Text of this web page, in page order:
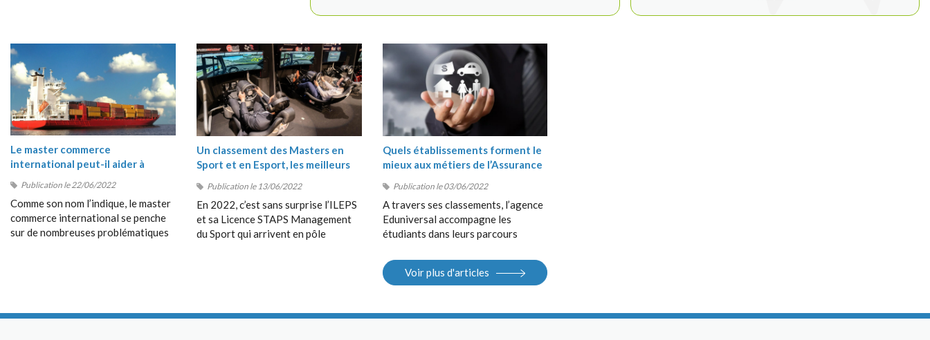
Le master commerce
international peut-il aider à
?
Publication le 22/06/2022
Comme son nom l’indique, le master
commerce international se penche
sur de nombreuses problématiques
Un classement des Masters en
Sport et en Esport, les meilleurs
Publication le 13/06/2022
En 2022, c’est sans surprise l’ILEPS
et sa Licence STAPS Management
du Sport qui arrivent en pôle
Quels établissements forment le
mieux aux métiers de l’Assurance
Publication le 03/06/2022
A travers ses classements, l’agence
Eduniversal accompagne les
étudiants dans leurs parcours
Bac+5, en France et à
l’international. Elle met à la
Internet, salons.
Voir plus d'articles